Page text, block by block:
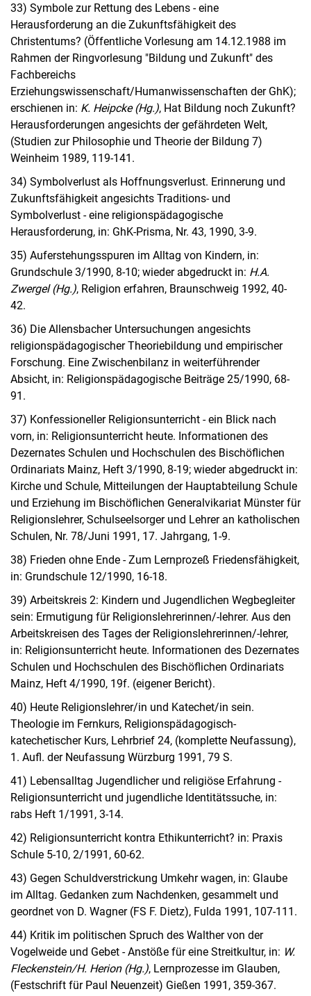
33) Symbole zur Rettung des Lebens - eine
Herausforderung an die Zukunftsfähigkeit des
Christentums? (Öffentliche Vorlesung am 14.12.1988 im
Rahmen der Ringvorlesung "Bildung und Zukunft" des
Fachbereichs
Erziehungswissenschaft/Humanwissenschaften der GhK);
erschienen in: K. Heipcke (Hg.), Hat Bildung noch Zukunft?
Herausforderungen angesichts der gefährdeten Welt,
(Studien zur Philosophie und Theorie der Bildung 7)
Weinheim 1989, 119-141.
34) Symbolverlust als Hoffnungsverlust. Erinnerung und
Zukunftsfähigkeit angesichts Traditions- und
Symbolverlust - eine religionspädagogische
Herausforderung, in: GhK-Prisma, Nr. 43, 1990, 3-9.
35) Auferstehungsspuren im Alltag von Kindern, in:
Grundschule 3/1990, 8-10; wieder abgedruckt in: H.A.
Zwergel (Hg.), Religion erfahren, Braunschweig 1992, 40-
42.
36) Die Allensbacher Untersuchungen angesichts
religionspädagogischer Theoriebildung und empirischer
Forschung. Eine Zwischenbilanz in weiterführender
Absicht, in: Religionspädagogische Beiträge 25/1990, 68-
91.
37) Konfessioneller Religionsunterricht - ein Blick nach
vorn, in: Religionsunterricht heute. Informationen des
Dezernates Schulen und Hochschulen des Bischöflichen
Ordinariats Mainz, Heft 3/1990, 8-19; wieder abgedruckt in:
Kirche und Schule, Mitteilungen der Hauptabteilung Schule
und Erziehung im Bischöflichen Generalvikariat Münster für
Religionslehrer, Schulseelsorger und Lehrer an katholischen
Schulen, Nr. 78/Juni 1991, 17. Jahrgang, 1-9.
38) Frieden ohne Ende - Zum Lernprozeß Friedensfähigkeit,
in: Grundschule 12/1990, 16-18.
39) Arbeitskreis 2: Kindern und Jugendlichen Wegbegleiter
sein: Ermutigung für Religionslehrerinnen/-lehrer. Aus den
Arbeitskreisen des Tages der Religionslehrerinnen/-lehrer,
in: Religionsunterricht heute. Informationen des Dezernates
Schulen und Hochschulen des Bischöflichen Ordinariats
Mainz, Heft 4/1990, 19f. (eigener Bericht).
40) Heute Religionslehrer/in und Katechet/in sein.
Theologie im Fernkurs, Religionspädagogisch-
katechetischer Kurs, Lehrbrief 24, (komplette Neufassung),
1. Aufl. der Neufassung Würzburg 1991, 79 S.
41) Lebensalltag Jugendlicher und religiöse Erfahrung -
Religionsunterricht und jugendliche Identitätssuche, in:
rabs Heft 1/1991, 3-14.
42) Religionsunterricht kontra Ethikunterricht? in: Praxis
Schule 5-10, 2/1991, 60-62.
43) Gegen Schuldverstrickung Umkehr wagen, in: Glaube
im Alltag. Gedanken zum Nachdenken, gesammelt und
geordnet von D. Wagner (FS F. Dietz), Fulda 1991, 107-111.
44) Kritik im politischen Spruch des Walther von der
Vogelweide und Gebet - Anstöße für eine Streitkultur, in: W.
Fleckenstein/H. Herion (Hg.), Lernprozesse im Glauben,
(Festschrift für Paul Neuenzeit) Gießen 1991, 359-367.